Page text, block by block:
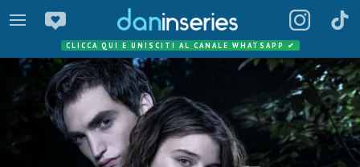
CLICCA QUI E UNISCITI AL CANALE WHATSAPP ✔